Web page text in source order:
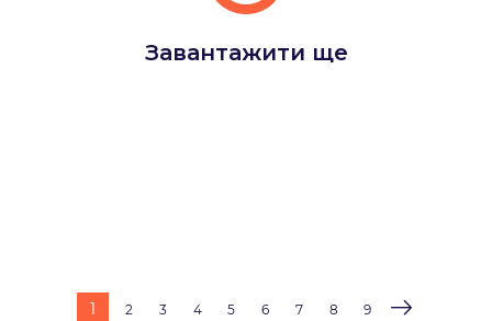
Завантажити ще
1 2 3 4 5 6 7 8 9